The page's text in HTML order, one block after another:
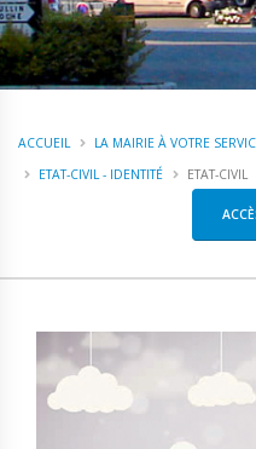
ACCUEIL LA MAIRIE À VOTRE
ETAT-CIVIL - IDENTITÉ
ETAT-CIVIL